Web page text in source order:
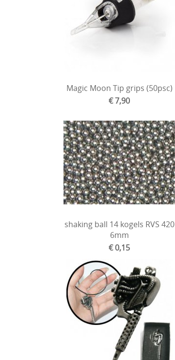
Magic Moon Tip grips (50psc)
€ 7,90
shaking ball 14 kogels RVS 420
6mm
€ 0,15